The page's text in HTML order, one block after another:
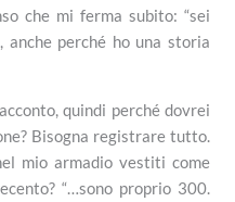
che mi ferma subito: “sei
perché ho una storia
quindi perché dovrei
Bisogna registrare tutto.
mio armadio vestiti come
“…sono proprio 300.